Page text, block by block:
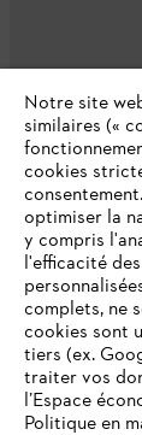
Notre site
similaires («
cookies
optimiser la
y compris
l'efficacité
complets, ne
cookies sont
tiers (ex.
traiter vos
l’Espace
Politique en